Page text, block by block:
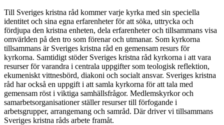
Till Sveriges kristna råd kommer varje kyrka med sin speciella
identitet och sina egna erfarenheter för att söka, uttrycka och
fördjupa den kristna enheten, dela erfarenheter och tillsammans visa
omvärlden på den tro som förenar och utmanar. Som kyrkorna
tillsammans är Sveriges kristna råd en gemensam resurs för
kyrkorna. Samtidigt stöder Sveriges kristna råd kyrkorna i att vara
resurser för varandra i centrala uppgifter som teologisk reflektion,
ekumeniskt vittnesbörd, diakoni och socialt ansvar. Sveriges kristna
råd har också en uppgift i att samla kyrkorna för att tala med
gemensam röst i viktiga samhällsfrågor. Medlemskyrkor och
samarbetsorganisationer ställer resurser till förfogande i
arbetsgrupper, arrangemang och samråd. Där driver vi tillsammans
Sveriges kristna råds arbete framåt.